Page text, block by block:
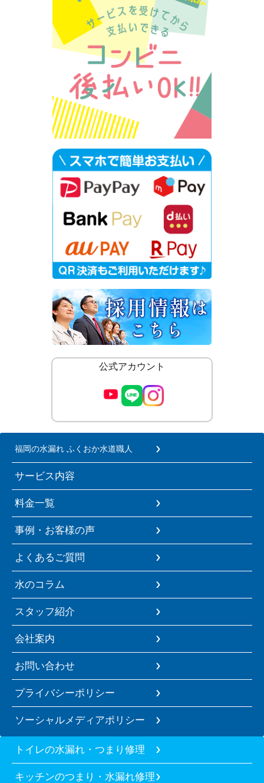
公式アカウント
福岡の水漏れ ふくおか水道職人
サービス内容
料金一覧
事例・お客様の声
よくあるご質問
水のコラム
スタッフ紹介
会社案内
お問い合わせ
プライバシーポリシー
ソーシャルメディアポリシー
トイレの水漏れ・つまり修理
キッチンのつまり・水漏れ修理